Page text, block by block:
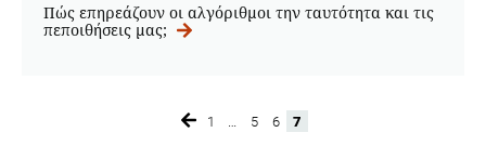
Πώς επηρεάζουν οι αλγόριθμοι την ταυτότητα και τις
πεποιθήσεις μας;
Page
1 Page
5 Page
6 Page
7